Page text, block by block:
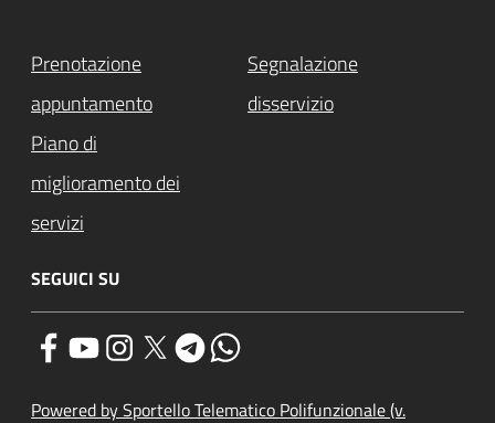
Prenotazione
appuntamento
Segnalazione
disservizio
Piano di
miglioramento dei
servizi
SEGUICI SU
Powered by Sportello Telematico Polifunzionale (v.